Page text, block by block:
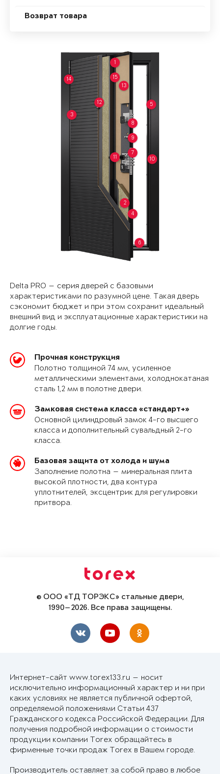
Возврат товара
1
2
3
4
5
6
7
8
9
10
11
12
13
14 15
Delta PRO — серия дверей с базовыми
характеристиками по разумной цене. Такая дверь
сэкономит бюджет и при этом сохранит идеальный
внешний вид и эксплуатационные характеристики на
долгие годы.
Прочная конструкция
Полотно толщиной 74 мм, усиленное
металлическими элементами, холоднокатаная
сталь 1,2 мм в полотне двери.
Замковая система класса «стандарт+»
Основной цилиндровый замок 4-го высшего
класса и дополнительный сувальдный 2-го
класса.
Базовая защита от холода и шума
Заполнение полотна — минеральная плита
высокой плотности, два контура
уплотнителей, эксцентрик для регулировки
притвора.
© ООО «ТД ТОРЭКС» стальные двери,
1990—2026. Все права защищены.
Интернет-сайт www.torex133.ru — носит
исключительно информационный характер и ни при
каких условиях не является публичной офертой,
определяемой положениями Статьи 437
Гражданского кодекса Российской Федерации. Для
получения подробной информации о стоимости
продукции компании Torex обращайтесь в
фирменные точки продаж Torex в Вашем городе.
Производитель оставляет за собой право в любое